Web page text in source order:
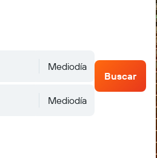
Mediodía
Mediodía
Buscar